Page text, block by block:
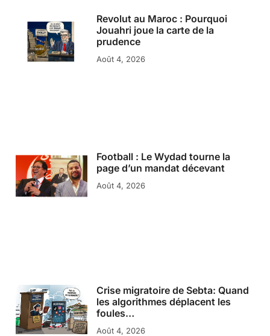
Revolut au Maroc : Pourquoi
Jouahri joue la carte de la
prudence
Août 4, 2026
Football : Le Wydad tourne la
page d’un mandat décevant
Août 4, 2026
Crise migratoire de Sebta: Quand
les algorithmes déplacent les
foules…
Août 4, 2026